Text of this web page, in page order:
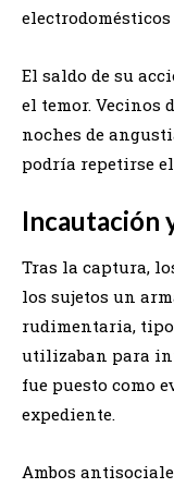
electrodomésticos
El saldo de su
el temor. Vecinos
noches de
podría repetirse
Incautación
Tras la captura,
los sujetos un
rudimentaria,
utilizaban para
fue puesto como
expediente.
Ambos